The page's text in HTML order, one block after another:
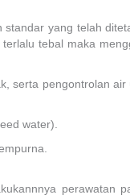
yang telah
tebal maka
serta pengontrolan
water).
perawatan